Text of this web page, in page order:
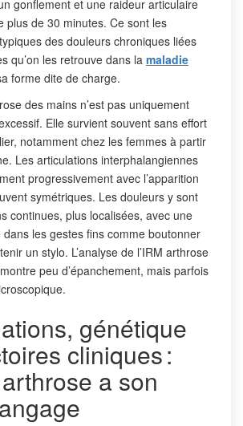
gonflement et une raideur articulaire
plus de 30 minutes. Ce sont les
des douleurs chroniques liées
qu’on les retrouve dans la maladie
forme dite de charge.
des mains n’est pas uniquement
Elle survient souvent sans effort
notamment chez les femmes à partir
Les articulations interphalangiennes
progressivement avec l’apparition
symétriques. Les douleurs y sont
continues, plus localisées, avec une
les gestes fins comme boutonner
un stylo. L’analyse de l’IRM arthrose
peu d’épanchement, mais parfois
génétique
cliniques :
a son